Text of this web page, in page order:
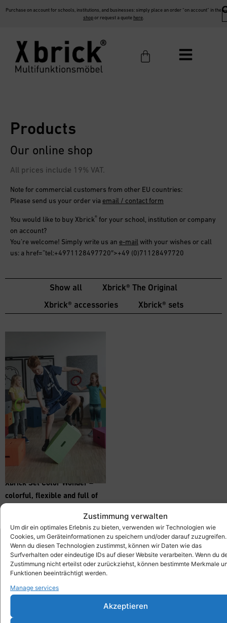
Zustimmung verwalten
Um dir ein optimales Erlebnis zu bieten, verwenden wir Technologien wie
Cookies, um Geräteinformationen zu speichern und/oder darauf zuzugreifen.
Wenn du diesen Technologien zustimmst, können wir Daten wie das
Surfverhalten oder eindeutige IDs auf dieser Website verarbeiten. Wenn du
Zustimmung nicht erteilst oder zurückziehst, können bestimmte Merkmale
Funktionen beeinträchtigt werden.
Manage services
Akzeptieren
Purchase on account for schools, institutions, and businesses: simply place an order “on account” in the
shopor request a quote here
Note for commercial customers from other EU countries:
Please send us your order via email / contact form
You would like to buy Xbrick® for your school, institution or company
on account?
You’re welcome! Simply write us an e-mail with your wishes or call
us: a href=”tel:+4971128497720″>+49 (0)71128497720
Products
Our online shop
All prices include 19% VAT.
Show all
Xbrick® The Original
Xbrick® accessories
Xbrick® sets
Xbrick Set Color Wonder –
colorful, flexible and full of
Xbrick®
designed by wd3_spatial design
wd3 GmbH
Seidenstraße 57